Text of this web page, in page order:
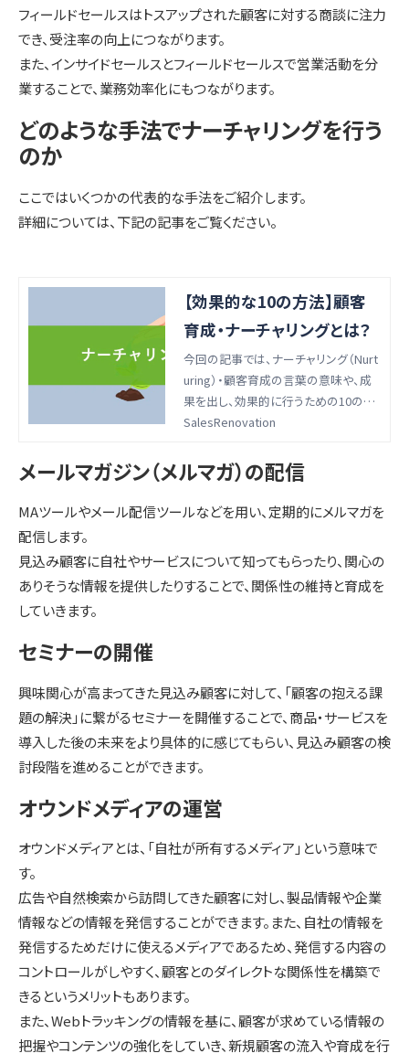
フィールドセールスはトスアップされた顧客に対する商談に注力
でき、受注率の向上につながります。
また、インサイドセールスとフィールドセールスで営業活動を分
業することで、業務効率化にもつながります。
どのような手法でナーチャリングを行う
のか
ここではいくつかの代表的な手法をご紹介します。
詳細については、下記の記事をご覧ください。
【効果的な10の方法】顧客
育成・ナーチャリングとは？
今回の記事では、ナーチャリング（Nurt
uring）・顧客育成の言葉の意味や、成
果を出し、効果的に行うための10の方
法・手法・施策についてお伝えします。
SalesRenovation
メールマガジン（メルマガ）の配信
MAツールやメール配信ツールなどを用い、定期的にメルマガを
配信します。
見込み顧客に自社やサービスについて知ってもらったり、関心の
ありそうな情報を提供したりすることで、関係性の維持と育成を
していきます。
セミナーの開催
興味関心が高まってきた見込み顧客に対して、「顧客の抱える課
題の解決」に繋がるセミナーを開催することで、商品・サービスを
導入した後の未来をより具体的に感じてもらい、見込み顧客の検
討段階を進めることができます。
オウンドメディアの運営
オウンドメディアとは、「自社が所有するメディア」という意味で
す。
広告や自然検索から訪問してきた顧客に対し、製品情報や企業
情報などの情報を発信することができます。また、自社の情報を
発信するためだけに使えるメディアであるため、発信する内容の
コントロールがしやすく、顧客とのダイレクトな関係性を構築で
きるというメリットもあります。
また、Webトラッキングの情報を基に、顧客が求めている情報の
把握やコンテンツの強化をしていき、新規顧客の流入や育成を行